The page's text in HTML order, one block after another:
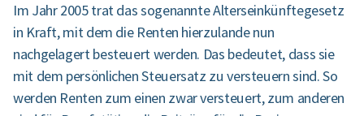
Im Jahr 2005 trat das sogenannte Alterseinkünftegesetz
in Kraft, mit dem die Renten hierzulande nun
nachgelagert besteuert werden. Das bedeutet, dass sie
mit dem persönlichen Steuersatz zu versteuern sind. So
werden Renten zum einen zwar versteuert, zum anderen